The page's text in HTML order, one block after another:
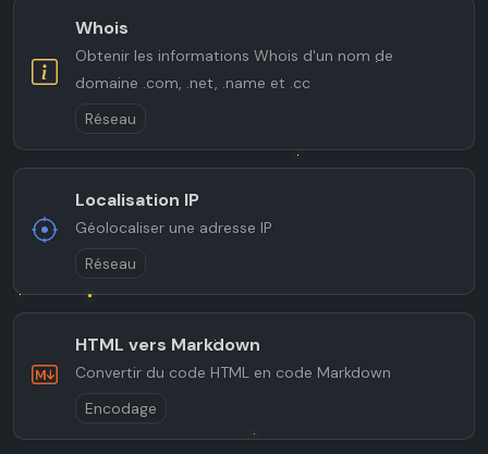
Whois
Obtenir les informations Whois d'un nom de
domaine .com, .net, .name et .cc
Réseau
Localisation IP
Géolocaliser une adresse IP
Réseau
HTML vers Markdown
Convertir du code HTML en code Markdown
Encodage